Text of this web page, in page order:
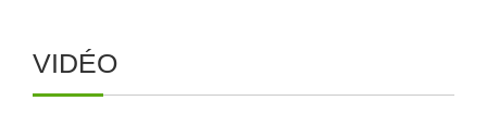
VIDÉO